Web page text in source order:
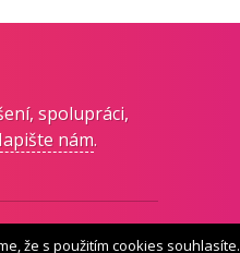
spolupráci,
nám.
že s použitím cookies souhlasíte.